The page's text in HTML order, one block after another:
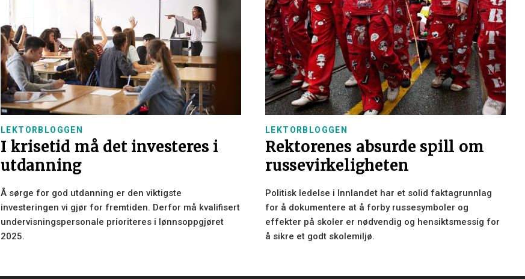
LEKTORBLOGGEN
I krisetid må det investeres i
utdanning
Å sørge for god utdanning er den viktigste
investeringen vi gjør for fremtiden. Derfor må kvalifisert
undervisningspersonale prioriteres i lønnsoppgjøret
2025.
LEKTORBLOGGEN
Rektorenes absurde spill om
russevirkeligheten
Politisk ledelse i Innlandet har et solid faktagrunnlag
for å dokumentere at å forby russesymboler og
effekter på skoler er nødvendig og hensiktsmessig for
å sikre et godt skolemiljø.